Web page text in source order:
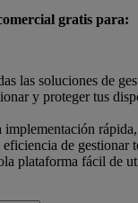
gratis para:
las soluciones de
y proteger tus
implementación
de gestionar
plataforma fácil de